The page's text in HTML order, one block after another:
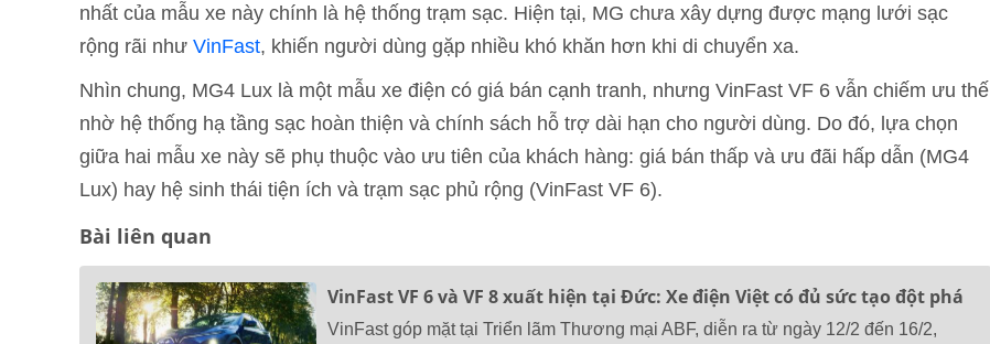
nhất của mẫu xe này chính là hệ thống trạm sạc. Hiện tại, MG chưa xây dựng được mạng lưới sạc
rộng rãi như VinFast, khiến người dùng gặp nhiều khó khăn hơn khi di chuyển xa.
Nhìn chung, MG4 Lux là một mẫu xe điện có giá bán cạnh tranh, nhưng VinFast VF 6 vẫn chiếm ưu thế
nhờ hệ thống hạ tầng sạc hoàn thiện và chính sách hỗ trợ dài hạn cho người dùng. Do đó, lựa chọn
giữa hai mẫu xe này sẽ phụ thuộc vào ưu tiên của khách hàng: giá bán thấp và ưu đãi hấp dẫn (MG4
Lux) hay hệ sinh thái tiện ích và trạm sạc phủ rộng (VinFast VF 6).
Bài liên quan
VinFast VF 6 và VF 8 xuất hiện tại Đức: Xe điện Việt có đủ sức tạo đột phá
VinFast góp mặt tại Triển lãm Thương mại ABF, diễn ra từ ngày 12/2 đến 16/2,